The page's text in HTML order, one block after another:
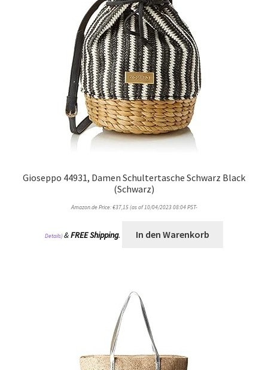
Gioseppo 44931, Damen Schultertasche Schwarz Black
(Schwarz)
Amazon.de Price:€37,15(as of 10/04/2023 08:04 PST-
Details)&FREE Shipping. In den Warenkorb